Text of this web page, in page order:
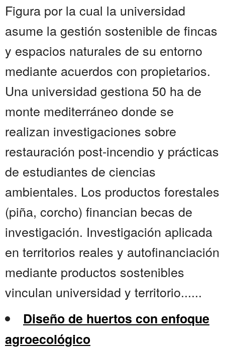
Figura por la cual la universidad
asume la gestión sostenible de fincas
y espacios naturales de su entorno
mediante acuerdos con propietarios.
Una universidad gestiona 50 ha de
monte mediterráneo donde se
realizan investigaciones sobre
restauración post-incendio y prácticas
de estudiantes de ciencias
ambientales. Los productos forestales
(piña, corcho) financian becas de
investigación. Investigación aplicada
en territorios reales y autofinanciación
mediante productos sostenibles
vinculan universidad y territorio......
Diseño de huertos con enfoque
agroecológico